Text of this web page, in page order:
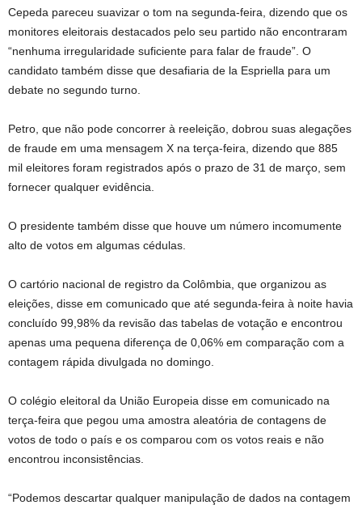
Cepeda pareceu suavizar o tom na segunda-feira, dizendo que os
monitores eleitorais destacados pelo seu partido não encontraram
“nenhuma irregularidade suficiente para falar de fraude”. O
candidato também disse que desafiaria de la Espriella para um
debate no segundo turno.
Petro, que não pode concorrer à reeleição, dobrou suas alegações
de fraude em uma mensagem X na terça-feira, dizendo que 885
mil eleitores foram registrados após o prazo de 31 de março, sem
fornecer qualquer evidência.
O presidente também disse que houve um número incomumente
alto de votos em algumas cédulas.
O cartório nacional de registro da Colômbia, que organizou as
eleições, disse em comunicado que até segunda-feira à noite havia
concluído 99,98% da revisão das tabelas de votação e encontrou
apenas uma pequena diferença de 0,06% em comparação com a
contagem rápida divulgada no domingo.
O colégio eleitoral da União Europeia disse em comunicado na
terça-feira que pegou uma amostra aleatória de contagens de
votos de todo o país e os comparou com os votos reais e não
encontrou inconsistências.
“Podemos descartar qualquer manipulação de dados na contagem